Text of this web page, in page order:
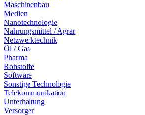
Maschinenbau
Medien
Nanotechnologie
Nahrungsmittel / Agrar
Netzwerktechnik
Öl / Gas
Pharma
Rohstoffe
Software
Sonstige Technologie
Telekommunikation
Unterhaltung
Versorger